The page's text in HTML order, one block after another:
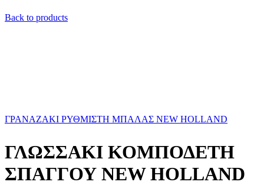
Back to products
ΓΡΑΝΑΖΑΚΙ ΡΥΘΜΙΣΤΗ ΜΠΑΛΑΣ NEW HOLLAND
ΓΛΩΣΣΑΚΙ ΚΟΜΠΟΔΕΤΗ
ΣΠΑΓΓΟΥ NEW HOLLAND